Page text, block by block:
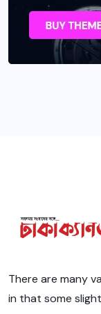
There are many
in that some